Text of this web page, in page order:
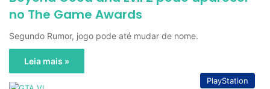
no The Game Awards
Segundo Rumor, jogo pode até mudar de nome.
Leia mais »
PlayStation